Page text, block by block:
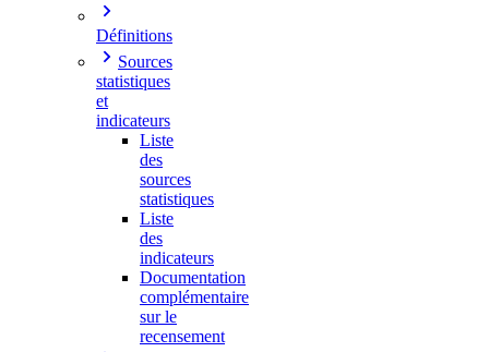
Définitions
Sources
statistiques
et
indicateurs
Liste
des
sources
statistiques
Liste
des
indicateurs
Documentation
complémentaire
sur le
recensement